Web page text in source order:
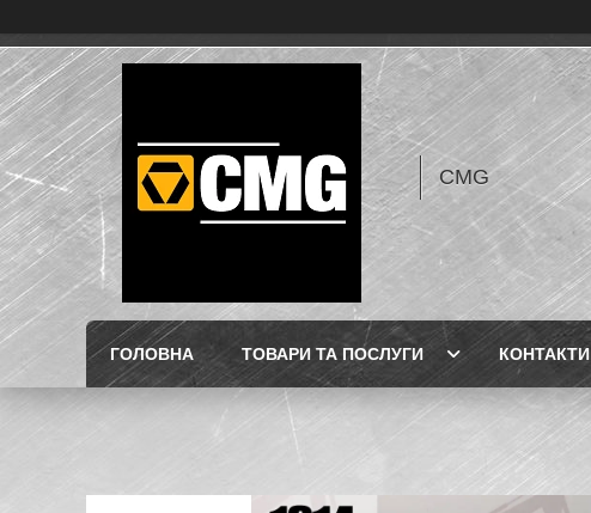
CMG
ГОЛОВНА ТОВАРИ ТА ПОСЛУГИ КОНТАКТИ